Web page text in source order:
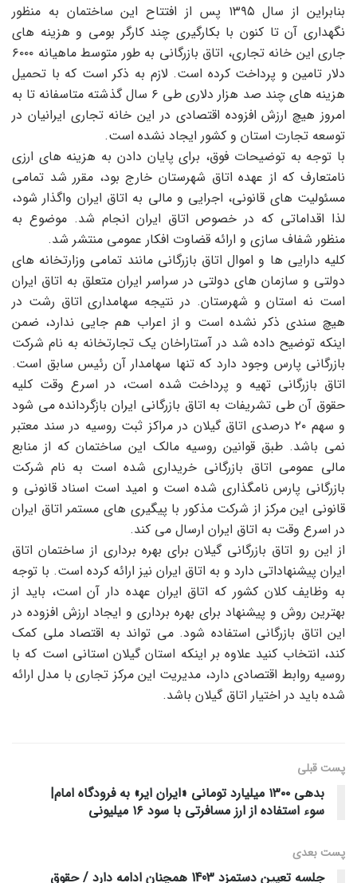
بنابراین از سال ۱۳۹۵ پس از افتتاح این ساختمان به منظور
نگهداری آن تا کنون با بکارگیری چند کارگر بومی و هزینه های
جاری این خانه تجاری، اتاق بازرگانی به طور متوسط ​​ماهیانه ۶۰۰۰
دلار تامین و پرداخت کرده است. لازم به ذکر است که با تحمیل
هزینه های چند صد هزار دلاری طی ۶ سال گذشته متاسفانه تا به
امروز هیچ ارزش افزوده اقتصادی در این خانه تجاری ایرانیان در
توسعه تجارت استان و کشور ایجاد نشده است.
با توجه به توضیحات فوق، برای پایان دادن به هزینه های ارزی
نامتعارف که از عهده اتاق شهرستان خارج بود، مقرر شد تمامی
مسئولیت های قانونی، اجرایی و مالی به اتاق ایران واگذار شود،
لذا اقداماتی که در خصوص اتاق ایران انجام شد. موضوع به
منظور شفاف سازی و ارائه قضاوت افکار عمومی منتشر شد.
کلیه دارایی ها و اموال اتاق بازرگانی مانند تمامی وزارتخانه های
دولتی و سازمان های دولتی در سراسر ایران متعلق به اتاق ایران
است نه استان و شهرستان. در نتیجه سهامداری اتاق رشت در
هیچ سندی ذکر نشده است و از اعراب هم جایی ندارد، ضمن
اینکه توضیح داده شد در آستاراخان یک تجارتخانه به نام شرکت
بازرگانی پارس وجود دارد که تنها سهامدار آن رئیس سابق است.
اتاق بازرگانی تهیه و پرداخت شده است، در اسرع وقت کلیه
حقوق آن طی تشریفات به اتاق بازرگانی ایران بازگردانده می شود
و سهم ۲۰ درصدی اتاق گیلان در مراکز ثبت روسیه در سند معتبر
نمی باشد. طبق قوانین روسیه مالک این ساختمان که از منابع
مالی عمومی اتاق بازرگانی خریداری شده است به نام شرکت
بازرگانی پارس نامگذاری شده است و امید است اسناد قانونی و
قانونی این مرکز از شرکت مذکور با پیگیری های مستمر اتاق ایران
در اسرع وقت به اتاق ایران ارسال می کند.
از این رو اتاق بازرگانی گیلان برای بهره برداری از ساختمان اتاق
ایران پیشنهاداتی دارد و به اتاق ایران نیز ارائه کرده است. با توجه
به وظایف کلان کشور که اتاق ایران عهده دار آن است، باید از
بهترین روش و پیشنهاد برای بهره برداری و ایجاد ارزش افزوده در
این اتاق بازرگانی استفاده شود. می تواند به اقتصاد ملی کمک
کند، انتخاب کنید علاوه بر اینکه استان گیلان استانی است که با
روسیه روابط اقتصادی دارد، مدیریت این مرکز تجاری با مدل ارائه
شده باید در اختیار اتاق گیلان باشد.
پست قبلی
بدهی ۱۳۰۰ میلیارد تومانی «ایران ایر» به فرودگاه امام|
سوء استفاده‌ از ارز مسافرتی با سود ١۶ میلیونی
پست‌ بعدی
جلسه تعیین دستمزد 1403 همچنان ادامه دارد / حقوق